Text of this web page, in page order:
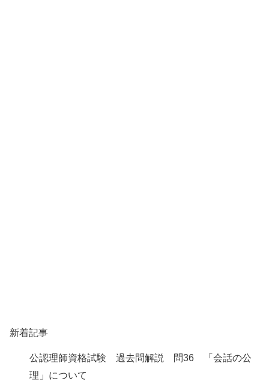
新着記事
公認理師資格試験 過去問解説 問36 「会話の公
理」について